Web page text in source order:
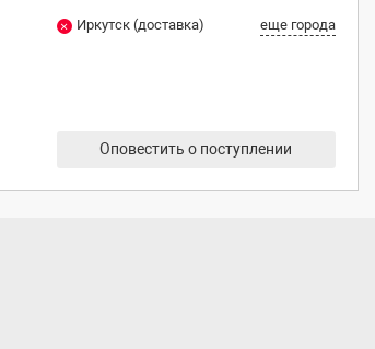
Иркутск (доставка) еще города
Оповестить о поступлении